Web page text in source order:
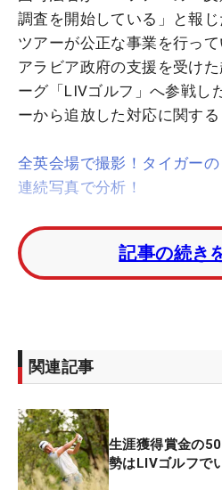
調査を開始している」と報
ツアーが公正な事業を行っ
アラビア政府の支援を受け
ーグ「LIVゴルフ」へ参戦し
ーから追放した対応に関する
全英会場で撮影！タイガー
連続写真で分析！
同紙によると司法省の捜査
ルフ」に参戦した数名の選
き取りを行っており、「調
のメンバー資格を失うとジェ
えた」ことに争点を置いて
すでにPGAツアーは、ここま
戦のうち、少なくともどち
手をツアーメンバーから除外
記事の続き
関連記事
生涯獲得賞金の
勢はLIVゴルフで